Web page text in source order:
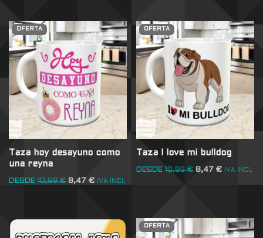
OFERTA
Taza hoy desayuno como
una reyna
DESDE 10,89€ 8,47 € IVA INCL
OFERTA
Taza I love mi bulldog
DESDE 10,89€ 8,47€ IVA INCL
OFERTA